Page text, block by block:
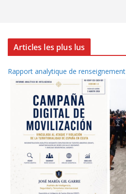
Articles les plus lus
Rapport analytique de